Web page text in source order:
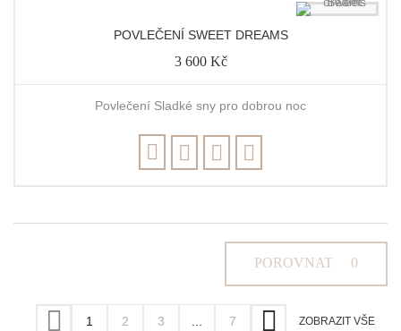
POVLEČENÍ SWEET DREAMS
3 600 Kč
Povlečení Sladké sny pro dobrou noc
POROVNAT 0
ZOBRAZIT VŠE
1 2 3 ... 7